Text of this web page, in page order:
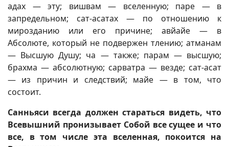
адах — эту; вишвам — вселенную; паре — в
запредельном; сат-асатах — по отношению к
мирозданию или его причине; авйайе — в
Абсолюте, который не подвержен тлению; атманам
— Высшую Душу; ча — также; парам — высшую;
брахма — абсолютную; сарватра — везде; сат-асат
— из причин и следствий; майе — в том, что
состоит.
Санньяси всегда должен стараться видеть, что
Всевышний пронизывает Собой все сущее и что
все, в том числе эта вселенная, покоится на